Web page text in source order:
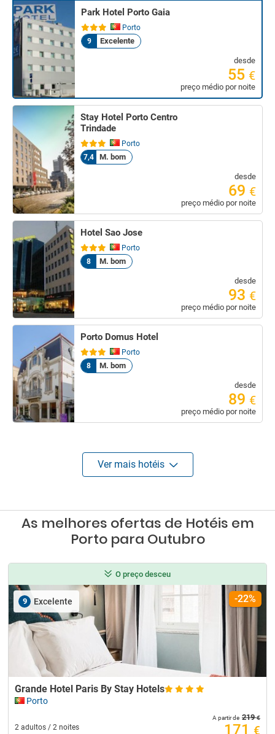
Park Hotel Porto Gaia
Porto
9
Excelente
desde
55 €
preço médio por noite
Stay Hotel Porto Centro
Trindade
Porto
7,4
M. bom
desde
69 €
preço médio por noite
Hotel Sao Jose
Porto
8
M. bom
desde
93 €
preço médio por noite
Porto Domus Hotel
Porto
8
M. bom
desde
89 €
preço médio por noite
Ver mais hotéis
As melhores ofertas de Hotéis em
Porto para Outubro
O preço desceu
9 Excelente
Grande Hotel Paris By Stay Hotels
Porto
2 adultos / 2 noites
-22%
A partir de 219€
171 €